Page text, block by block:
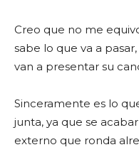
Creo que no me
sabe lo que va a
van a presentar su
Sinceramente es lo
junta, ya que se
externo que ronda